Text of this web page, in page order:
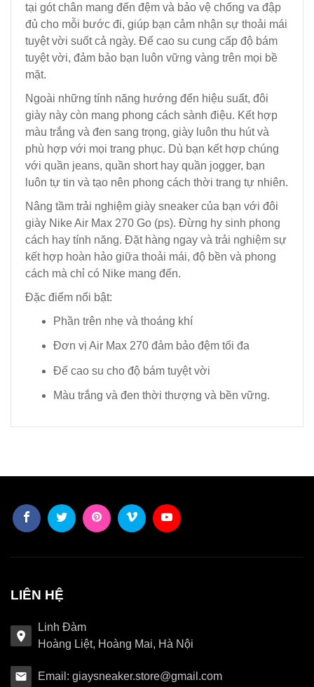
tại gót chân mang đến đệm và bảo vệ chống va đập
đủ cho mỗi bước đi, giúp bạn cảm nhận sự thoải mái
tuyệt vời suốt cả ngày. Đế cao su cung cấp độ bám
tuyệt vời, đảm bảo bạn luôn vững vàng trên mọi bề
mặt.
Ngoài những tính năng hướng đến hiệu suất, đôi
giày này còn mang phong cách sành điệu. Kết hợp
màu trắng và đen sang trọng, giày luôn thu hút và
phù hợp với mọi trang phục. Dù bạn kết hợp chúng
với quần jeans, quần short hay quần jogger, bạn
luôn tự tin và tạo nên phong cách thời trang tự nhiên.
Nâng tầm trải nghiệm giày sneaker của bạn với đôi
giày Nike Air Max 270 Go (ps). Đừng hy sinh phong
cách hay tính năng. Đặt hàng ngay và trải nghiệm sự
kết hợp hoàn hảo giữa thoải mái, độ bền và phong
cách mà chỉ có Nike mang đến.
Đặc điểm nổi bật:
Phần trên nhẹ và thoáng khí
Đơn vị Air Max 270 đảm bảo đệm tối đa
Đế cao su cho độ bám tuyệt vời
Màu trắng và đen thời thượng và bền vững.
LIÊN HỆ
Linh Đàm
Hoàng Liệt, Hoàng Mai, Hà Nội
Email: giaysneaker.store@gmail.com